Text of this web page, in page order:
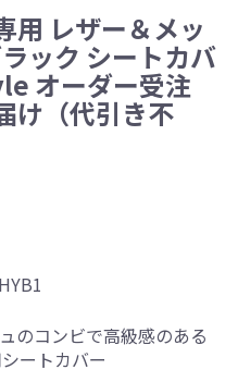
用 レザー＆メッ
ック シートカバ
オーダー受注
け（代引き不
のコンビで高級感のある
ートカバー